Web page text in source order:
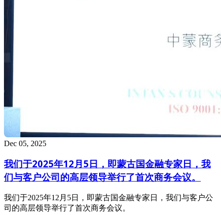
Dec 05, 2025
我们于2025年12月5日，即蒙古国金融专家日，我
们与客户公司的高层领导举行了首次商务会议。
我们于2025年12月5日，即蒙古国金融专家日，我们与客户公
司的高层领导举行了首次商务会议。